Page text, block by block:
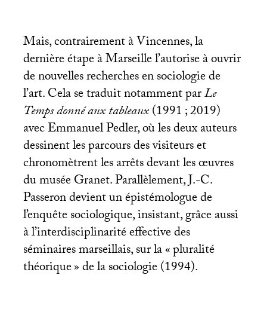
Mais, contrairement à Vincennes, la
dernière étape à Marseille l’autorise à ouvrir
de nouvelles recherches en sociologie de
l’art. Cela se traduit notamment parLe
Temps donné aux tableaux(1991; 2019)
avec Emmanuel Pedler, où les deux auteurs
dessinent les parcours des visiteurs et
chronomètrent les arrêts devant les œuvres
du musée Granet. Parallèlement, J.-C.
Passeron devient un épistémologue de
l’enquête sociologique, insistant, grâce aussi
à l’interdisciplinarité effective des
séminaires marseillais, sur la «pluralité
théorique» de la sociologie (1994).